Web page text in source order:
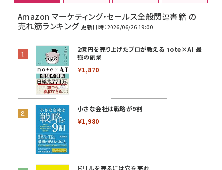
Amazon マーケティング・セールス全般関連書籍 の
売れ筋ランキング 更新日時：2026/06/26 19:00
2億円を売り上げたプロが教える note×AI 最
強の副業
￥1,870
小さな会社は戦略が9割
￥1,980
ドリルを売るには穴を売れ